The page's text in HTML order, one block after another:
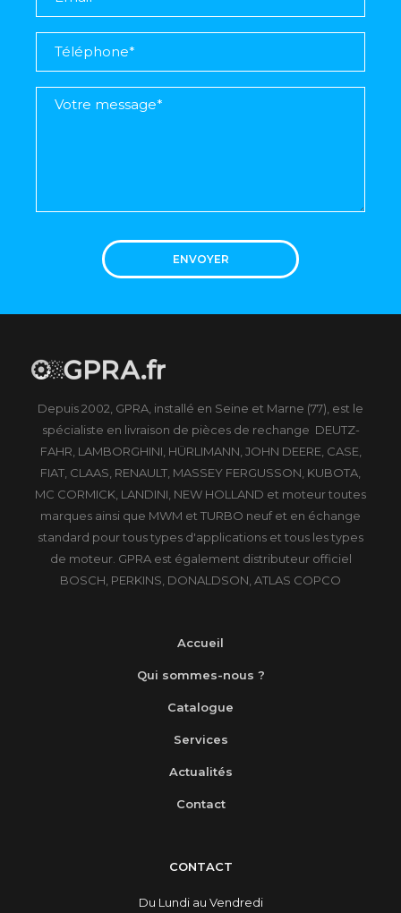
ENVOYER
Depuis 2002, GPRA, installé en Seine et Marne (77), est le
spécialiste en livraison de pièces de rechange DEUTZ-
FAHR, LAMBORGHINI, HÜRLIMANN, JOHN DEERE, CASE,
FIAT, CLAAS, RENAULT, MASSEY FERGUSSON, KUBOTA,
MC CORMICK, LANDINI, NEW HOLLAND et moteur toutes
marques ainsi que MWM et TURBO neuf et en échange
standard pour tous types d'applications et tous les types
de moteur. GPRA est également distributeur officiel
BOSCH, PERKINS, DONALDSON, ATLAS COPCO
Accueil
Qui sommes-nous ?
Catalogue
Services
Actualités
Contact
CONTACT
Du Lundi au Vendredi